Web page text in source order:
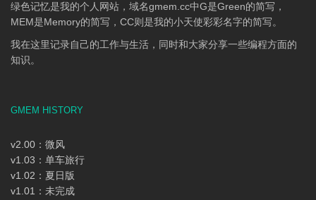
绿色记忆是我的个人网站，域名gmem.cc中G是Green的简写，
MEM是Memory的简写，CC则是我的小天使彩彩名字的简写。
我在这里记录自己的工作与生活，同时和大家分享一些编程方面的
知识。
GMEM HISTORY
v2.00：微风
v1.03：单车旅行
v1.02：夏日版
v1.01：未完成